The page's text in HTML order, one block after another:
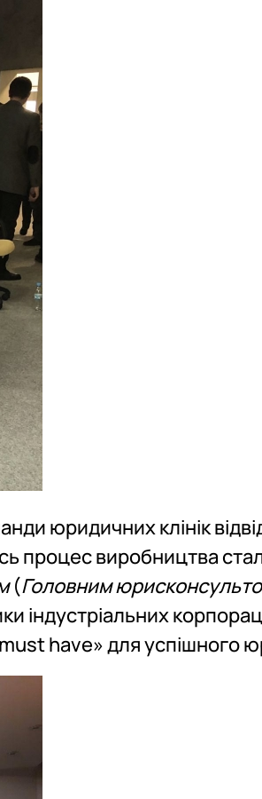
юридичних клінік
процес виробництва
(Головним
індустріальних
have» для успішного